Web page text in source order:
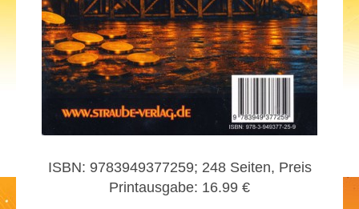
ISBN: 9783949377259; 248 Seiten, Preis
Printausgabe: 16.99 €